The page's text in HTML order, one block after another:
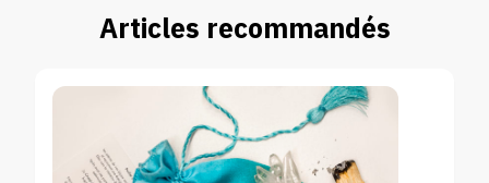
Articles recommandés